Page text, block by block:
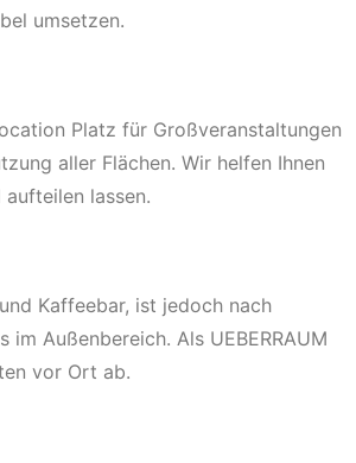
umsetzen.
Platz für Großveranstaltungen
aller Flächen. Wir helfen Ihnen
lassen.
Kaffeebar, ist jedoch nach
Außenbereich. Als UEBERRAUM
vor Ort ab.